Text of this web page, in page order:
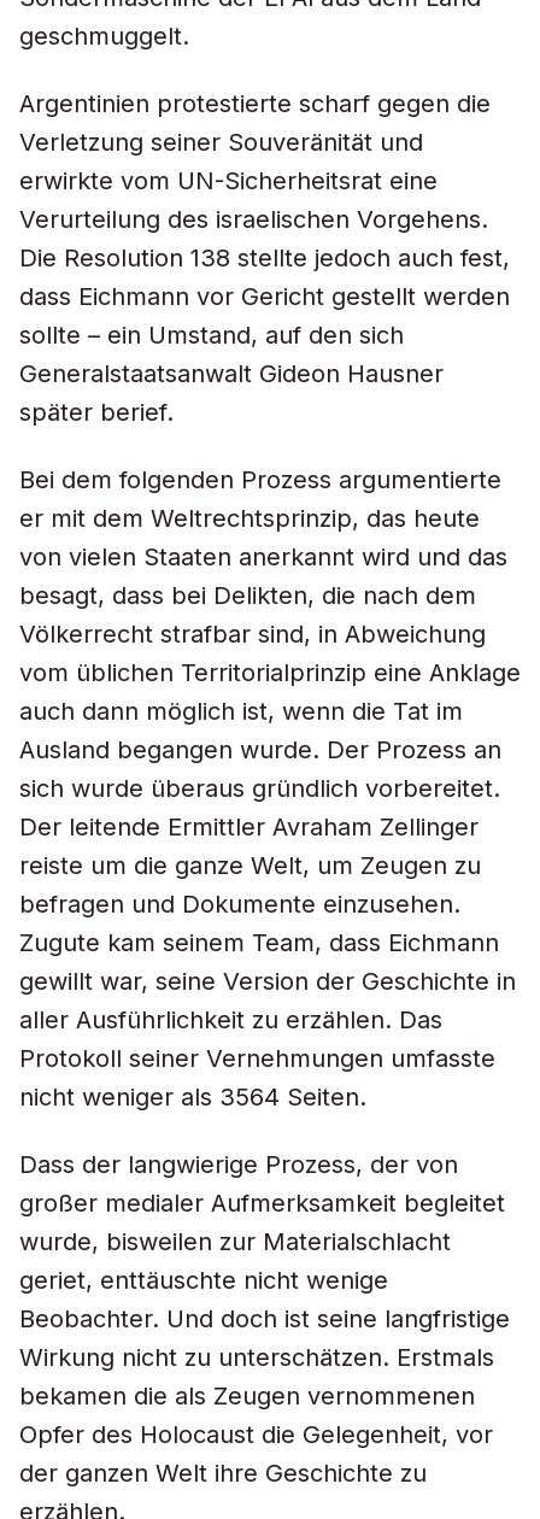
geschmuggelt.
Argentinien protestierte scharf gegen die
Verletzung seiner Souveränität und
erwirkte vom UN-Sicherheitsrat eine
Verurteilung des israelischen Vorgehens.
Die Resolution 138 stellte jedoch auch fest,
dass Eichmann vor Gericht gestellt werden
sollte – ein Umstand, auf den sich
Generalstaatsanwalt Gideon Hausner
später berief.
Bei dem folgenden Prozess argumentierte
er mit dem Weltrechtsprinzip, das heute
von vielen Staaten anerkannt wird und das
besagt, dass bei Delikten, die nach dem
Völkerrecht strafbar sind, in Abweichung
vom üblichen Territorialprinzip eine Anklage
auch dann möglich ist, wenn die Tat im
Ausland begangen wurde. Der Prozess an
sich wurde überaus gründlich vorbereitet.
Der leitende Ermittler Avraham Zellinger
reiste um die ganze Welt, um Zeugen zu
befragen und Dokumente einzusehen.
Zugute kam seinem Team, dass Eichmann
gewillt war, seine Version der Geschichte in
aller Ausführlichkeit zu erzählen. Das
Protokoll seiner Vernehmungen umfasste
nicht weniger als 3564 Seiten.
Dass der langwierige Prozess, der von
großer medialer Aufmerksamkeit begleitet
wurde, bisweilen zur Materialschlacht
geriet, enttäuschte nicht wenige
Beobachter. Und doch ist seine langfristige
Wirkung nicht zu unterschätzen. Erstmals
bekamen die als Zeugen vernommenen
Opfer des Holocaust die Gelegenheit, vor
der ganzen Welt ihre Geschichte zu
erzählen.